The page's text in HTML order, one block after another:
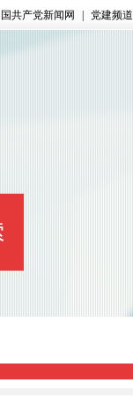
共产党新闻网 党建频道